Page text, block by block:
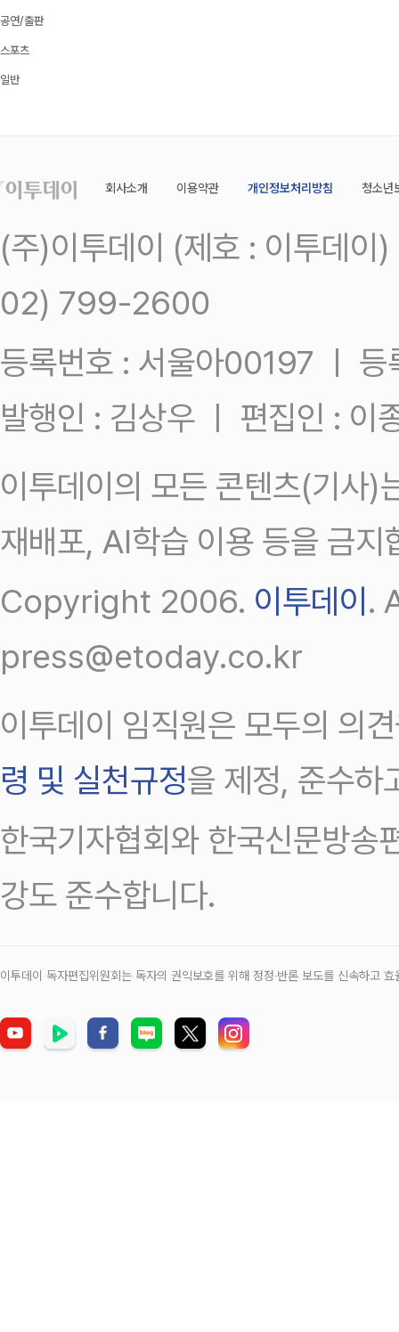
공연/출판
스포츠
일반
회사소개 이용약관 개인정보처리방침 청소년
(주)이투데이 (제호 : 이투데
02) 799-2600
등록번호 : 서울아00197 ㅣ
발행인 : 김상우 ㅣ 편집인 : 이
이투데이의 모든 콘텐츠(기사)
재배포, AI학습 이용 등을 금지
Copyright 2006. 이투데이 .
press@etoday.co.kr
이투데이 임직원은 모두의 의
령 및 실천규정을 제정, 준수하
한국기자협회와 한국신문방송
강도 준수합니다.
이투데이 독자편집위원회는 독자의 권익보호를 위해 정정‧반론 보도를 신속하고